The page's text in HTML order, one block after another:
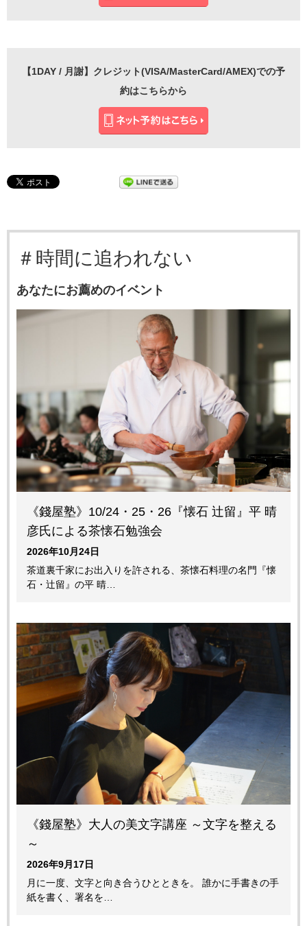
【1DAY / 月謝】クレジット(VISA/MasterCard/AMEX)での予
約はこちらから
＃時間に追われない
あなたにお薦めのイベント
《錢屋塾》10/24・25・26『懐石 辻留』平 晴
彦氏による茶懐石勉強会
2026年10月24日
茶道裏千家にお出入りを許される、茶懐石料理の名門『懐
石・辻留』の平 晴…
《錢屋塾》大人の美文字講座 ～文字を整える
～
2026年9月17日
月に一度、文字と向き合うひとときを。 誰かに手書きの手
紙を書く、署名を…